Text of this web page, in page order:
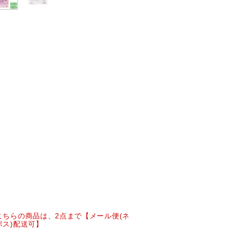
らの商品は、2点まで【メール便(ネ
ス)配送可】